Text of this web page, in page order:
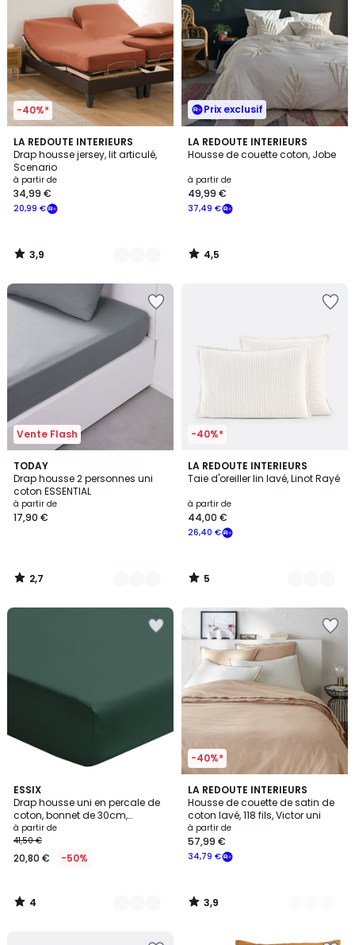
-40%*
LA REDOUTE INTERIEURS
Drap housse jersey, lit articulé,
Scenario
à partir de
20,99 €
34,99 €
3,9
/ 5
9
Couleurs
3,9
/
Prix exclusif
LA REDOUTE INTERIEURS
Housse de couette coton, Jobe
à partir de
37,49 €
49,99 €
4,5
/ 5
4,5
/
Vente Flash
TODAY
Drap housse 2 personnes uni
coton ESSENTIAL
à partir de
17,90 €
2,7
/ 5
9
Couleurs
2,7
/
-40%*
LA REDOUTE INTERIEURS
Taie d'oreiller lin lavé, Linot Rayé
à partir de
26,40 €
44,00 €
5
/
3
Couleurs
5
/
ESSIX
Drap housse uni en percale de
coton, bonnet de 30cm,
PREMIÈRE
à partir de
41,50 €
20,80 € -50%
4
/
5
23
Couleurs
4
/
-40%*
LA REDOUTE INTERIEURS
Housse de couette de satin de
coton lavé, 118 fils, Victor uni
à partir de
34,79 €
57,99 €
3,9
/ 5
11
Couleurs
3,9
/